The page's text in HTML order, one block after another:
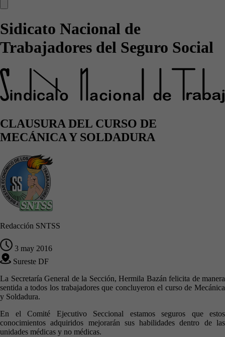
Sidicato Nacional de
Trabajadores del Seguro Social
CLAUSURA DEL CURSO DE
MECÁNICA Y SOLDADURA
Redacción SNTSS
3 may 2016
Sureste DF
La Secretaría General de la Sección, Hermila Bazán felicita de manera
sentida a todos los trabajadores que concluyeron el curso de Mecánica
y Soldadura.
En el Comité Ejecutivo Seccional estamos seguros que estos
conocimientos adquiridos mejorarán sus habilidades dentro de las
unidades médicas y no médicas.